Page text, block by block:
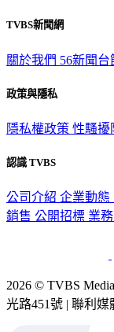
TVBS新聞網
關於我們 56新聞台
政策與隱私
隱私權政策 性騷擾
認識 TVBS
公司介紹 企業動態
銷售 公開招標 業
2026 © TVBS
光路451號 | 聯利媒